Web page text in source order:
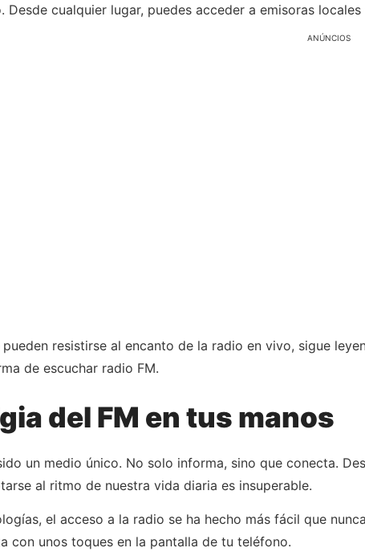
Desde cualquier lugar, puedes acceder a emisoras
ANÚNCIOS
resistirse al encanto de la radio en vivo, sigue
de escuchar radio FM.
del FM en tus manos
un medio único. No solo informa, sino que conecta.
al ritmo de nuestra vida diaria es insuperable.
el acceso a la radio se ha hecho más fácil que
con unos toques en la pantalla de tu teléfono.